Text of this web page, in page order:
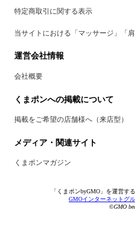
特定商取引に関する表示
当サイトにおける「マッサージ」「
運営会社情報
会社概要
くまポンへの掲載について
掲載をご希望の店舗様へ（来店型）
メディア・関連サイト
くまポンマガジン
「くまポンbyGMO」を運営す
GMOインターネットグ
©GMO